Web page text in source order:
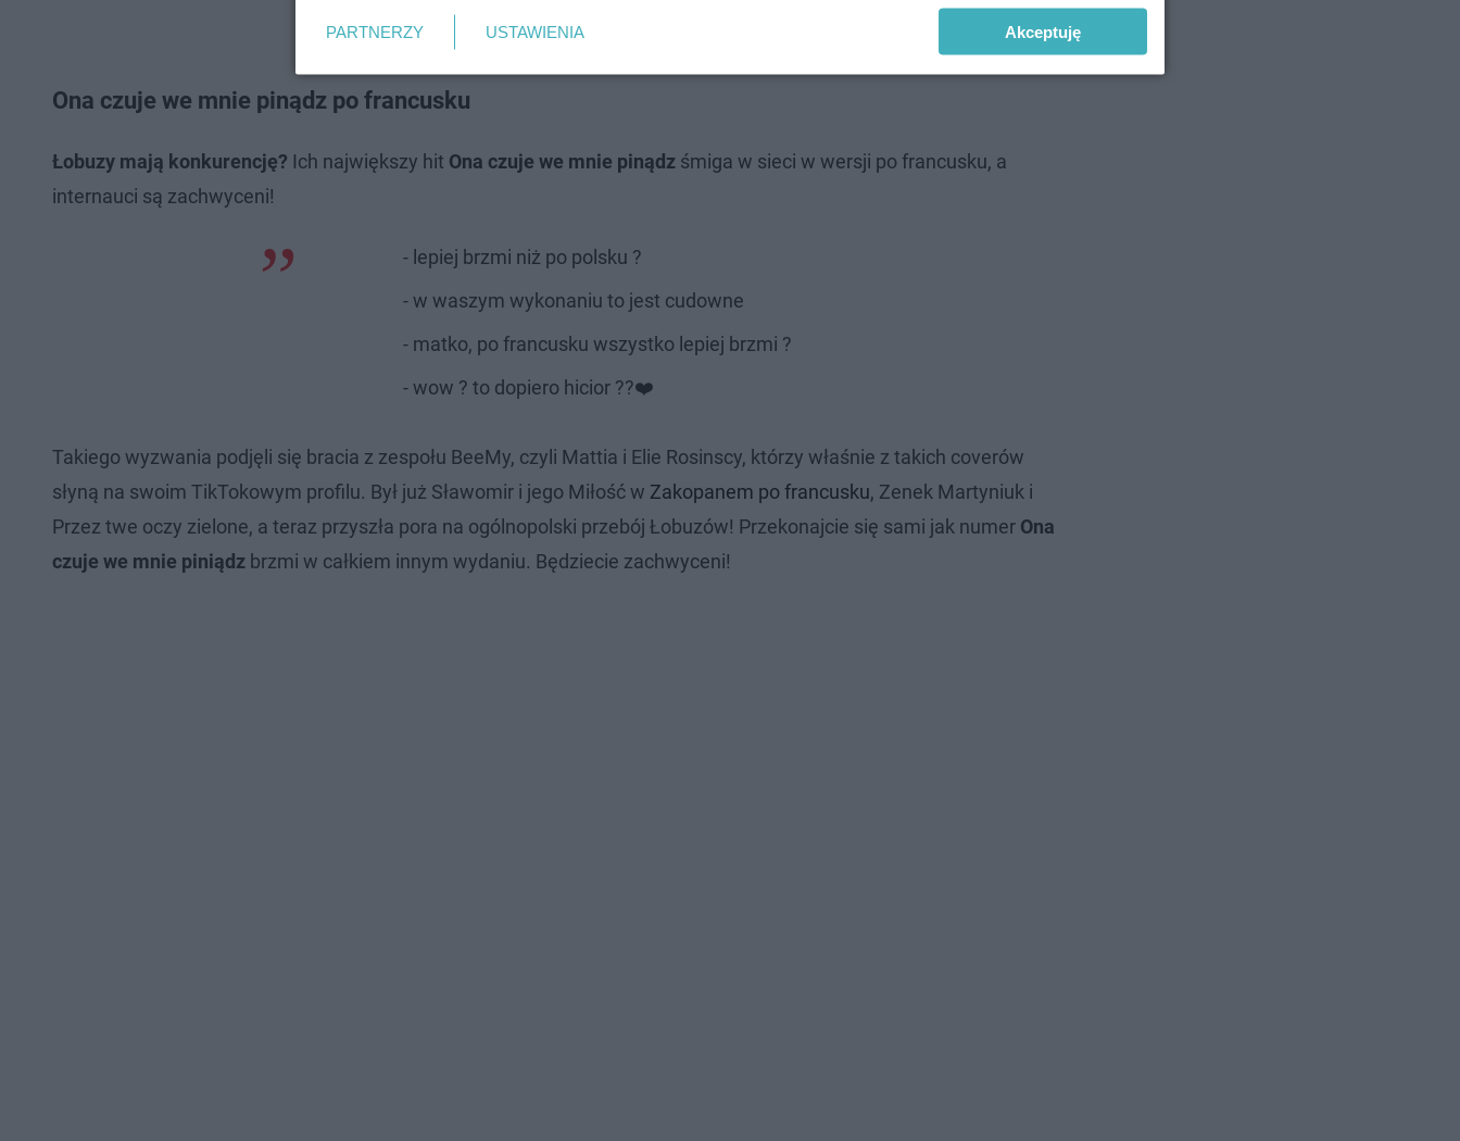
Ona czuje we mnie pinądz po francusku
Łobuzy mają konkurencję? Ich największy hit Ona czuje we mnie pinądz śmiga w sieci w wersji po francusku, a
internauci są zachwyceni!
- lepiej brzmi niż po polsku ?
- w waszym wykonaniu to jest cudowne
- matko, po francusku wszystko lepiej brzmi ?
- wow ? to dopiero hicior ??❤️
Takiego wyzwania podjęli się bracia z zespołu BeeMy, czyli Mattia i Elie Rosinscy, którzy właśnie z takich coverów
słyną na swoim TikTokowym profilu. Był już Sławomir i jego Miłość w Zakopanem po francusku, Zenek Martyniuk i
Przez twe oczy zielone, a teraz przyszła pora na ogólnopolski przebój Łobuzów! Przekonajcie się sami jak numer Ona
czuje we mnie piniądz brzmi w całkiem innym wydaniu. Będziecie zachwyceni!
PARTNERZY USTAWIENIA Akceptuję